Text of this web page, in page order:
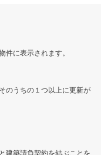
に表示されます。
のうちの１つ以上に更新が
建築請負契約を結ぶことを